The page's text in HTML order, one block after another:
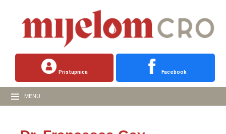
Pristupnica Facebook
MENU